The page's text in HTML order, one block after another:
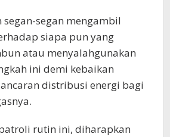
segan-segan mengambil
siapa pun yang
atau menyalahgunakan
ini demi kebaikan
distribusi energi bagi
rutin ini, diharapkan